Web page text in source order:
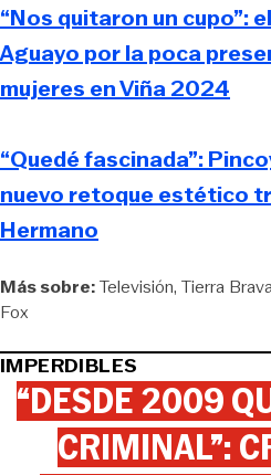
“Nos quitaron un cupo”:
Aguayo por la poca
mujeres en Viña 2024
“Quedé fascinada”:
nuevo retoque estético
Hermano
Más sobre:Televisión Tierra Brava
Fox
IMPERDIBLES
“DESDE 2009
CRIMINAL”: